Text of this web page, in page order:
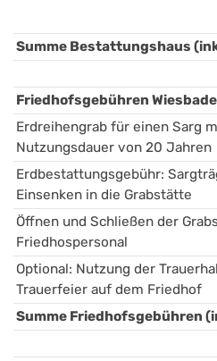
Summe Bestattungshaus
Friedhofsgebühren
Erdreihengrab für einen Sarg
Nutzungsdauer von 20 Jahren
Erdbestattungsgebühr:
Einsenken in die Grabstätte
Öffnen und Schließen der
Friedhospersonal
Optional: Nutzung der
Trauerfeier auf dem Friedhof
Summe Friedhofsgebühren